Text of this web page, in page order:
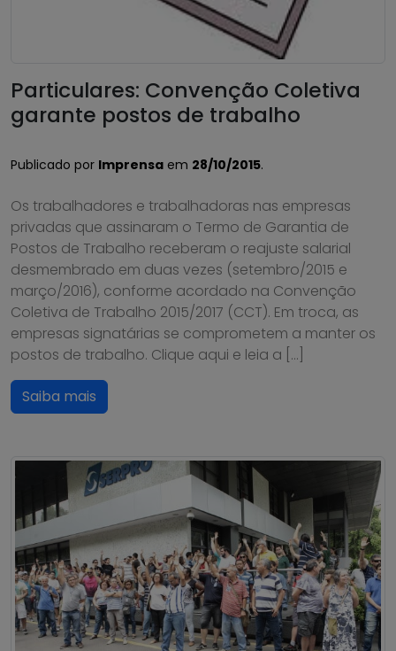
Particulares: Convenção Coletiva
garante postos de trabalho
Publicado por Imprensa em 28/10/2015.
Os trabalhadores e trabalhadoras nas empresas
privadas que assinaram o Termo de Garantia de
Postos de Trabalho receberam o reajuste salarial
desmembrado em duas vezes (setembro/2015 e
março/2016), conforme acordado na Convenção
Coletiva de Trabalho 2015/2017 (CCT). Em troca, as
empresas signatárias se comprometem a manter os
postos de trabalho. Clique aqui e leia a […]
Saiba mais